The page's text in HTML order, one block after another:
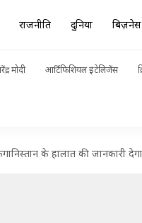
राजनीति दुनिया बिज़नेस
मोदी आर्टिफिशियल इंटेलिजेंस
के हालात की जानकारी